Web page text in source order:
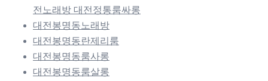
전노래방 대전정통룸싸롱
대전봉명동노래방
대전봉명동란제리룸
대전봉명동룸사롱
대전봉명동룸살롱